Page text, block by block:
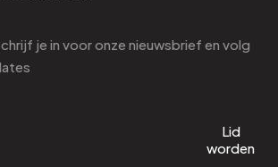
je in voor onze nieuwsbrief en volg
Lid
worden